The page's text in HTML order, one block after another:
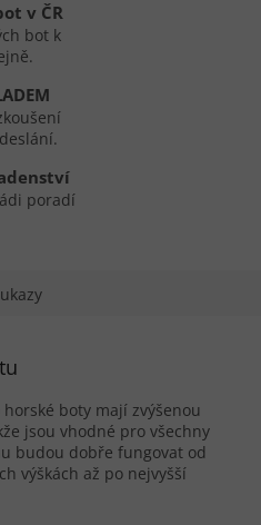
v ČR
bot k
poradí
boty mají zvýšenou
jsou vhodné pro všechny
budou dobře fungovat od
výškách až po nejvyšší